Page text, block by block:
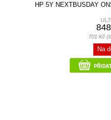
HP 5Y NEXTBUSDAY
701 Kč
Na